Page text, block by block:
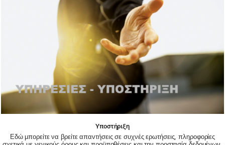
Υποστήριξη
Εδώ μπορείτε να βρείτε απαντήσεις σε συχνές ερωτήσεις, πληροφορίες